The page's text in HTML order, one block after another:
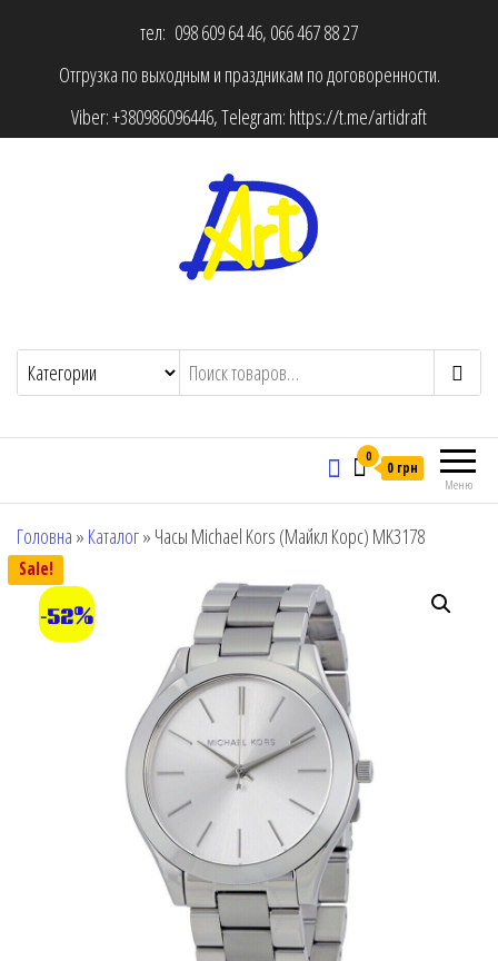
тел: 098 609 64 46, 066 467 88 27
Отгрузка по выходным и праздникам по договоренности.
Viber:+380986096446, Telegram: https://t.me/artidraft
Меню
0
0 грн
Головна » Каталог» Часы Michael Kors (Майкл Корс) MK3178
Sale!
-52%